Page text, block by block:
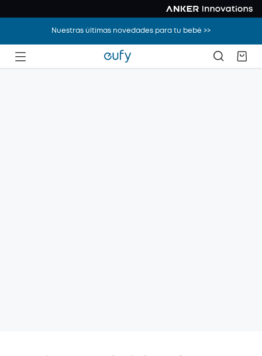
Nuestras últimas novedades para tu bebé >>